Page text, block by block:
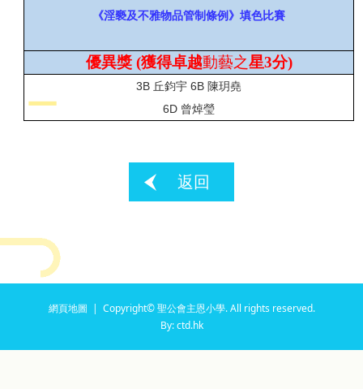
《淫褻及不雅物品管制條例》填色比賽
優異獎(獲得卓越動藝之星3分)
3B 丘鈞宇 6B 陳玥堯
6D 曾焯瑩
返回
網頁地圖 | Copyright© 聖公會主恩小學. All rights reserved.
By: ctd.hk